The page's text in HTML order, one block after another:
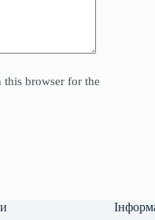
this browser for the